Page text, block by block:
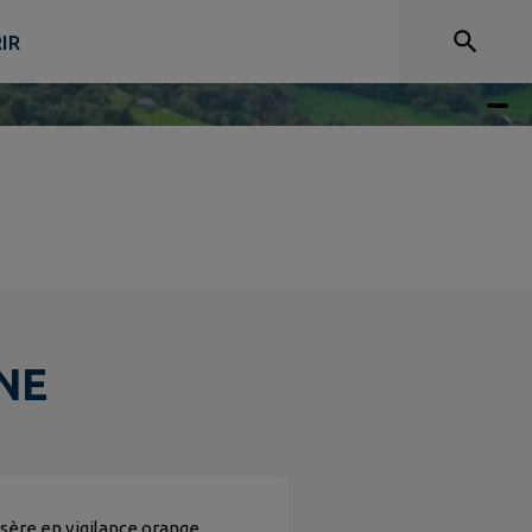
en vigilance orange